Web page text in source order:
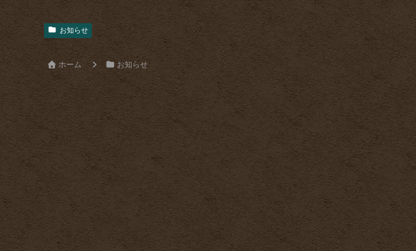
お知らせ
ホーム お知らせ